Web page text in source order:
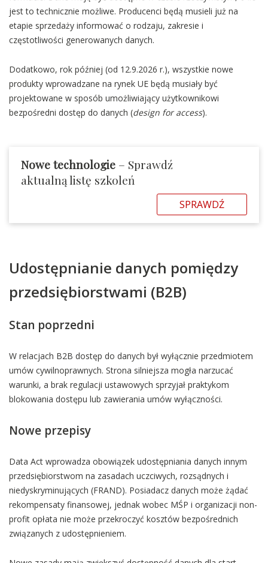
jest to technicznie możliwe. Producenci będą musieli już na
etapie sprzedaży informować o rodzaju, zakresie i
częstotliwości generowanych danych.
Dodatkowo, rok później (od 12.9.2026 r.), wszystkie nowe
produkty wprowadzane na rynek UE będą musiały być
projektowane w sposób umożliwiający użytkownikowi
bezpośredni dostęp do danych (design for access).
Nowe technologie – Sprawdź
aktualną listę szkoleń
SPRAWDŹ
Udostępnianie danych pomiędzy
przedsiębiorstwami (B2B)
Stan poprzedni
W relacjach B2B dostęp do danych był wyłącznie przedmiotem
umów cywilnoprawnych. Strona silniejsza mogła narzucać
warunki, a brak regulacji ustawowych sprzyjał praktykom
blokowania dostępu lub zawierania umów wyłączności.
Nowe przepisy
Data Act wprowadza obowiązek udostępniania danych innym
przedsiębiorstwom na zasadach uczciwych, rozsądnych i
niedyskryminujących (FRAND). Posiadacz danych może żądać
rekompensaty finansowej, jednak wobec MŚP i organizacji non-
profit opłata nie może przekroczyć kosztów bezpośrednich
związanych z udostępnieniem.